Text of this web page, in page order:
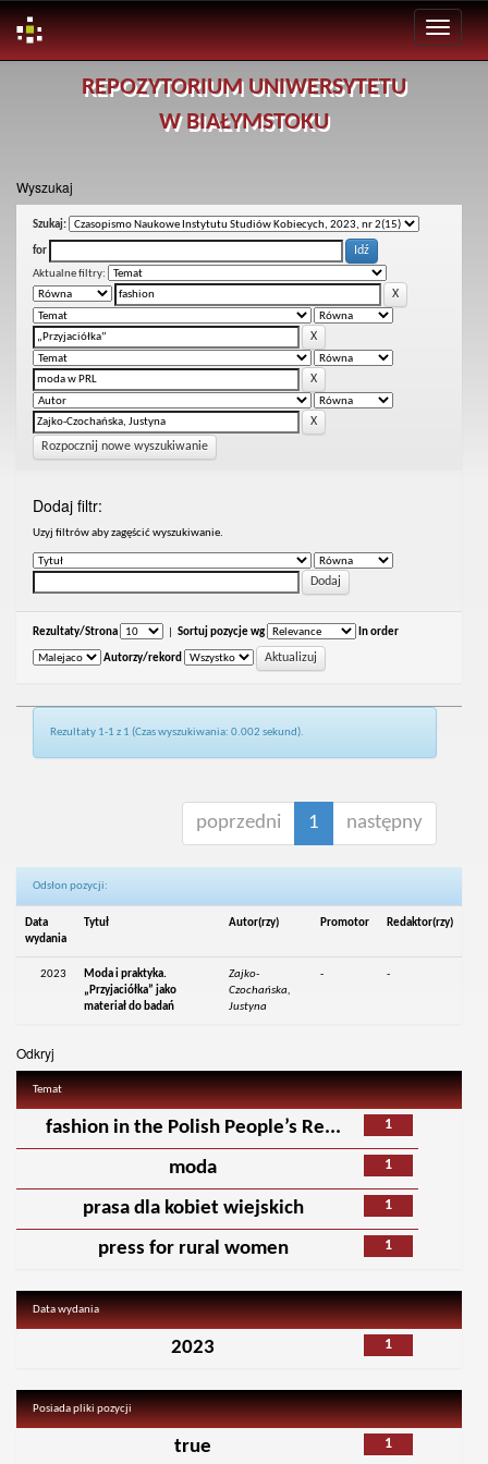
REPOZYTORIUM UNIWERSYTETU
W BIAŁYMSTOKU
Wyszukaj
Szukaj:
for
Aktualne filtry:
Rozpocznij nowe wyszukiwanie
Dodaj filtr:
Uzyj filtrów aby zagęścić wyszukiwanie.
Rezultaty/Strona Sortuj pozycje wg In order
Autorzy/rekord
Rezultaty 1-1 z 1 (Czas wyszukiwania: 0.002 sekund).
poprzedni 1 następny
Odsłon pozycji:
Data
wydania
Tytuł Autor(rzy) Promotor Redaktor(rzy)
2023
Moda i praktyka.
„Przyjaciółka” jako
materiał do badań
Zajko-
Czochańska,
Justyna
- -
Odkryj
Temat
1
fashion in the Polish People’s Re...
1
moda
1
prasa dla kobiet wiejskich
1
press for rural women
Data wydania
1
2023
Posiada pliki pozycji
1
true